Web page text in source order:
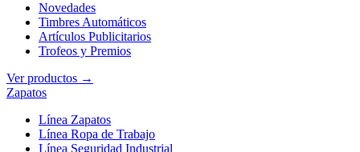
Novedades
Timbres Automáticos
Artículos Publicitarios
Trofeos y Premios
Ver productos →
Zapatos
Línea Zapatos
Línea Ropa de Trabajo
Línea Seguridad Industrial